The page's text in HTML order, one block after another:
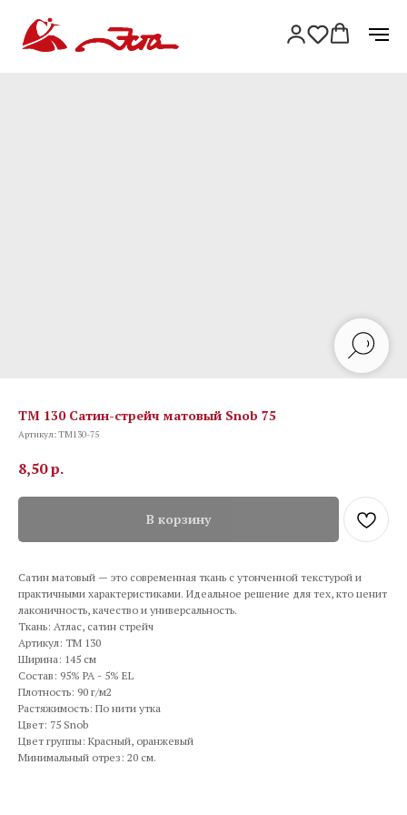
TM 130 Сатин-стрейч матовый Snob 75
Артикул:TM130-75
8,50р.
В корзину
Сатин матовый — это современная ткань с утонченной текстурой и
практичными характеристиками. Идеальное решение для тех, кто ценит
лаконичность, качество и универсальность.
Ткань: Атлас, сатин стрейч
Артикул: TM 130
Ширина: 145 см
Состав: 95% PA - 5% EL
Плотность: 90 г/м2
Растяжимость: По нити утка
Цвет: 75 Snob
Цвет группы: Красный, оранжевый
Минимальный отрез: 20 см.